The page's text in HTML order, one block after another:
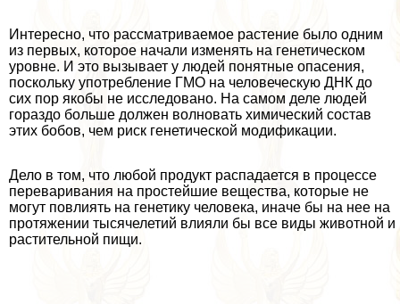
Интересно, что рассматриваемое растение было одним
из первых, которое начали изменять на генетическом
уровне. И это вызывает у людей понятные опасения,
поскольку употрeбление ГМО на человеческую ДНК до
сих пор якобы не исследовано. На самом деле людей
гораздо больше должен волновать химический состав
этих бобов, чем риск генетической модификации.
Дело в том, что любой продукт распадается в процессе
переваривания на простейшие вещества, которые не
могут повлиять на генетику человека, иначе бы на нее на
протяжении тысячелетий влияли бы все виды животной и
растительной пищи.